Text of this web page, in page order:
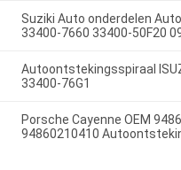
Suziki Auto onderdelen
33400-7660 33400-50F20
Autoontstekingsspiraal
33400-76G1
Porsche Cayenne OEM
94860210410